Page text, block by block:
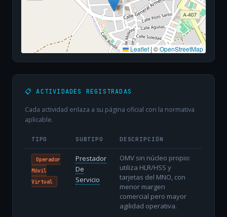
Leaflet | ©OpenStreetMap
📋 ACTIVIDADES REGISTRADAS
Cada actividad enlaza a su página oficial con la normativa
aplicable.
TIPO SUBTIPO DESCRIPCIÓN
Operador
Móvil
Virtual
Prestador
De
Servicio
OMV sin núcleo propio:
utiliza HLR/HSS y
tarjetas del MNO, con
menor margen
comercial pero mayor
agilidad operativa.